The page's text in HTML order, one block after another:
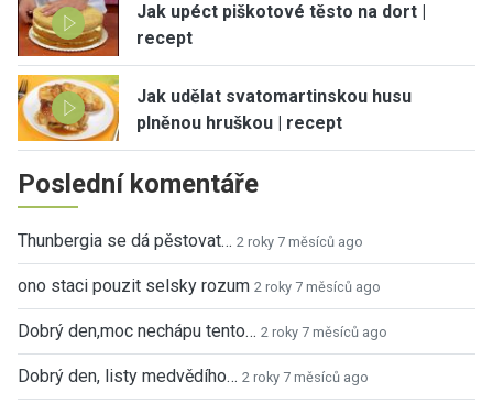
Jak upéct piškotové těsto na dort |
recept
Jak udělat svatomartinskou husu
plněnou hruškou | recept
Poslední komentáře
Thunbergia se dá pěstovat… 2 roky 7 měsíců ago
ono staci pouzit selsky rozum 2 roky 7 měsíců ago
Dobrý den,moc nechápu tento… 2 roky 7 měsíců ago
Dobrý den, listy medvědího… 2 roky 7 měsíců ago